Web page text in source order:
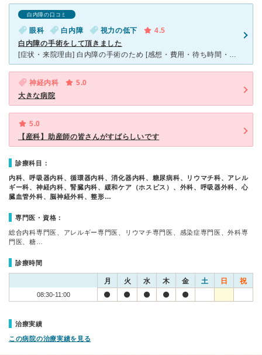
白内障の口コミ
眼科 白内障 視力の低下
4.5
白内障の手術をして頂きました
[症状・来院理由] 白内障の手術のため [感想・費用・待ち時間・看護師などスタッフの対応] 近所の眼科医様から御紹介いただいて、白内障の手術をお願いしました。 先生はかなり若い先生でしたが
神経内科
5.0
大きな病院
5.0
【産科】助産師の皆さんがすばらしいです
診療科目：
内科、呼吸器内科、循環器内科、消化器内科、糖尿病科、リウマチ科、アレル
ギー科、神経内科、腎臓内科、緩和ケア（ホスピス）、外科、呼吸器外科、心
臓血管外科、脳神経外科、整形…
専門医・資格：
総合内科専門医、アレルギー専門医、リウマチ専門医、感染症専門医、外科専
門医、糖…
診療時間
月 火 水 木 金 土 日 祝
08:30-11:00
治療実績
この病院の治療実績を見る